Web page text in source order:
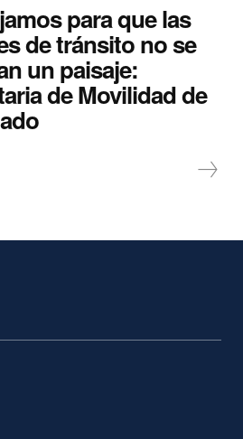
para que las
de tránsito no se
un paisaje:
de Movilidad de